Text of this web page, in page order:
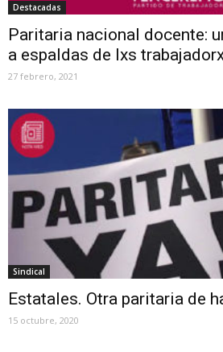
Destacadas
Paritaria nacional docente:
a espaldas de lxs
27 febrero, 2021
Sindical
Estatales. Otra paritaria de
15 octubre, 2020